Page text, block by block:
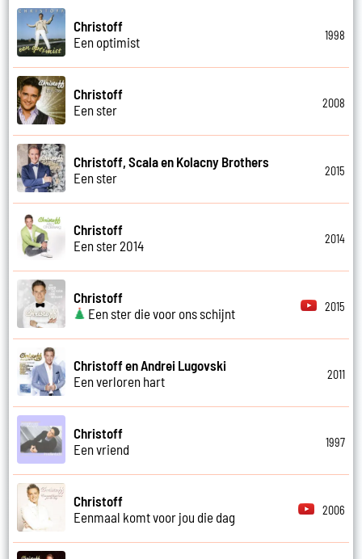
Christoff
Een optimist
1998
Christoff
Een ster
2008
Christoff, Scala en Kolacny Brothers
Een ster
2015
Christoff
Een ster 2014
2014
Christoff
Een ster die voor ons schijnt
2015
Christoff en Andrei Lugovski
Een verloren hart
2011
Christoff
Een vriend
1997
Christoff
Eenmaal komt voor jou die dag
2006